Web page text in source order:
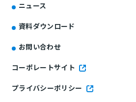
ニュース
資料ダウンロード
お問い合わせ
コーポレートサイト
プライバシーポリシー